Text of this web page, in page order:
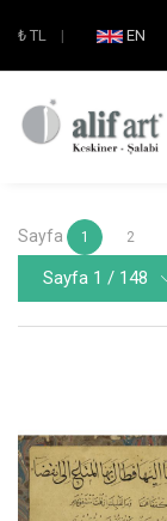
₺ TL | EN
Sayfa 1 2
Sayfa 1 / 148